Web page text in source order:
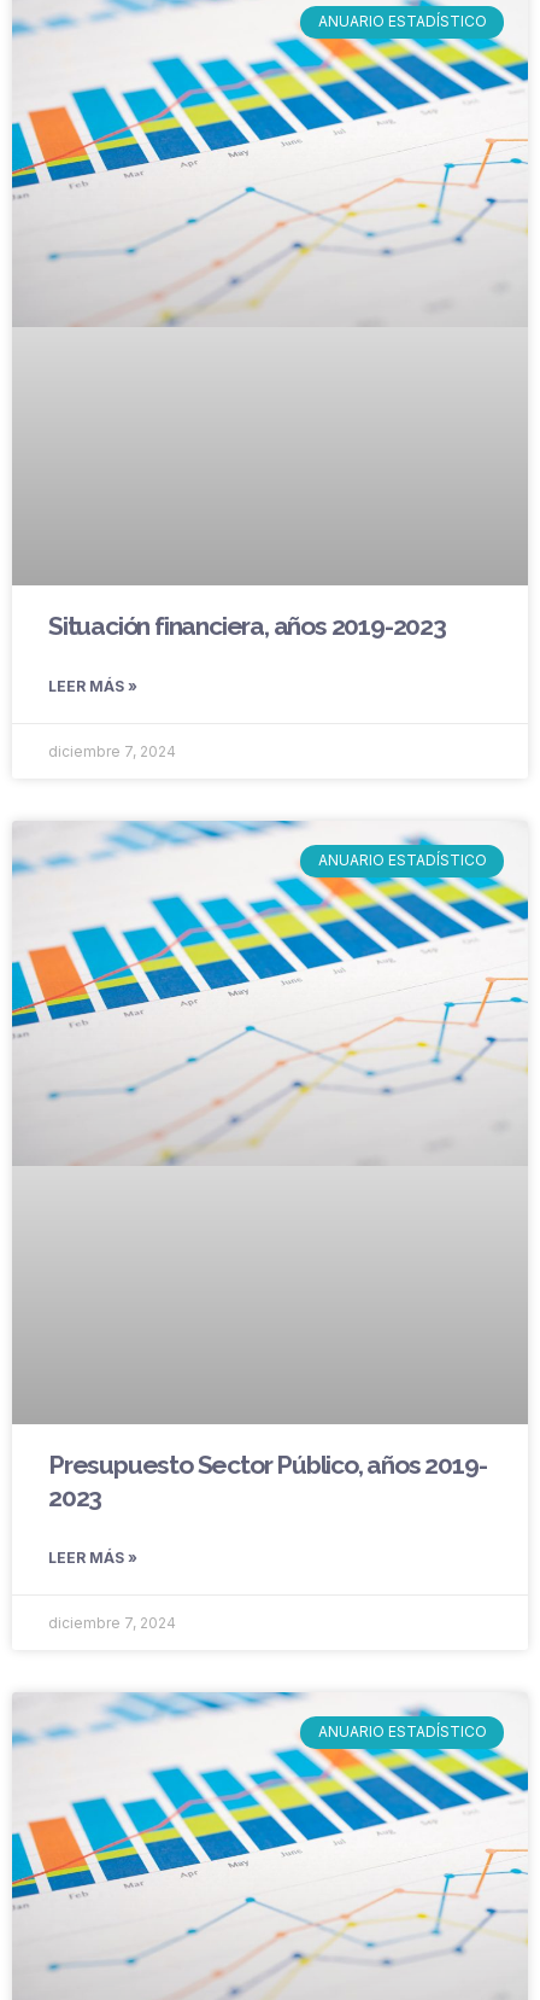
ANUARIO ESTADÍSTICO
Situación financiera, años 2019-2023
LEER MÁS »
diciembre 7, 2024
ANUARIO ESTADÍSTICO
Presupuesto Sector Público, años 2019-
2023
LEER MÁS »
diciembre 7, 2024
ANUARIO ESTADÍSTICO